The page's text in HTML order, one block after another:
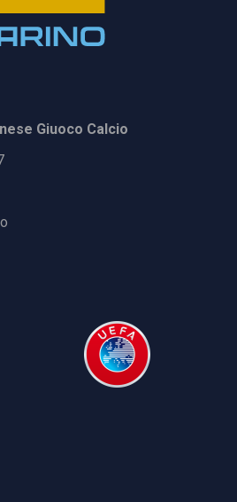
Giuoco Calcio